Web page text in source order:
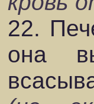
22.
она